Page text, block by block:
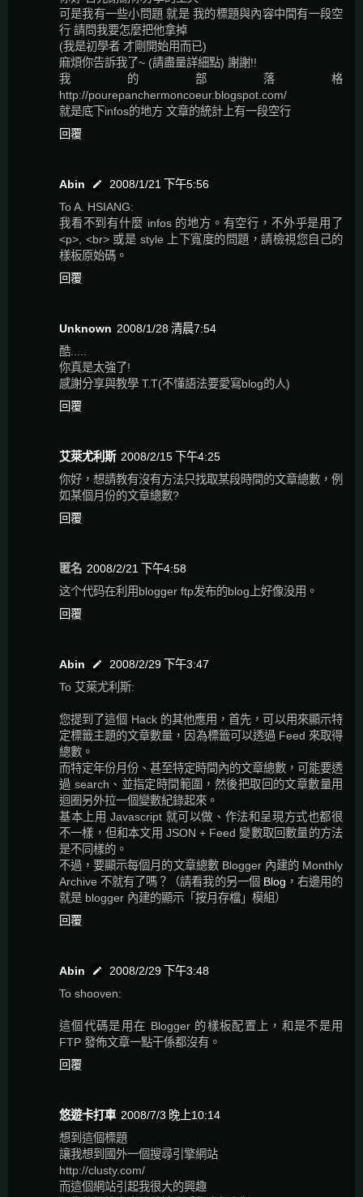
可是我有一些小問題 就是 我的標題與內容中間有一段空
行 請問我要怎麼把他拿掉
(我是初學者 才剛開始用而已)
麻煩你告訴我了~ (請盡量詳細點) 謝謝!!
我的部落格
http://pourepanchermoncoeur.blogspot.com/
就是底下infos的地方 文章的統計上有一段空行
回覆
Abin
2008/1/21 下午5:56
To A. HSIANG:
我看不到有什麼 infos 的地方。有空行，不外乎是用了
<p>, <br> 或是 style 上下寬度的問題，請檢視您自己的
樣板原始碼。
回覆
Unknown 2008/1/28 清晨7:54
酷.....
你真是太強了!
感謝分享與教學 T.T(不懂語法要愛寫blog的人)
回覆
艾萊尤利斯 2008/2/15 下午4:25
你好，想請教有沒有方法只找取某段時間的文章總數，例
如某個月份的文章總數?
回覆
匿名 2008/2/21 下午4:58
这个代码在利用blogger ftp发布的blog上好像没用。
回覆
Abin
2008/2/29 下午3:47
To 艾萊尤利斯:
您提到了這個 Hack 的其他應用，首先，可以用來顯示特
定標籤主題的文章數量，因為標籤可以透過 Feed 來取得
總數。
而特定年份月份、甚至特定時間內的文章總數，可能要透
過 search、並指定時間範圍，然後把取回的文章數量用
迴圈另外拉一個變數紀錄起來。
基本上用 Javascript 就可以做、作法和呈現方式也都很
不一樣，但和本文用 JSON + Feed 變數取回數量的方法
是不同樣的。
不過，要顯示每個月的文章總數 Blogger 內建的 Monthly
Archive 不就有了嗎？（請看我的另一個 Blog ，右邊用的
就是 blogger 內建的顯示「按月存檔」模組）
回覆
Abin
2008/2/29 下午3:48
To shooven:
這個代碼是用在 Blogger 的樣板配置上，和是不是用
FTP 發佈文章一點干係都沒有。
回覆
悠遊卡打車 2008/7/3 晚上10:14
想到這個標題
讓我想到國外一個搜尋引擎網站
http://clusty.com/
而這個網站引起我很大的興趣